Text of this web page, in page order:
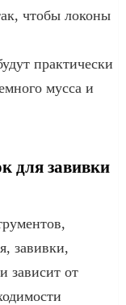
чтобы локоны
практически
мусса и
для завивки
завивки,
зависит от